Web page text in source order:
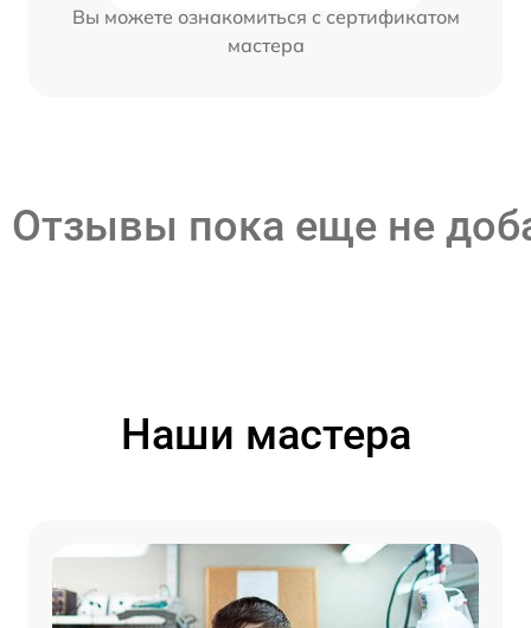
Вы можете ознакомиться с сертификатом
мастера
Отзывы пока еще не
Наши мастера